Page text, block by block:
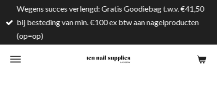
direct
naar
hoofdinhoud
Wegens succes verlengd: Gratis Goodiebag t.w.v. €41,50
bij besteding van min. €100 ex btw aan nagelproducten
(op=op)